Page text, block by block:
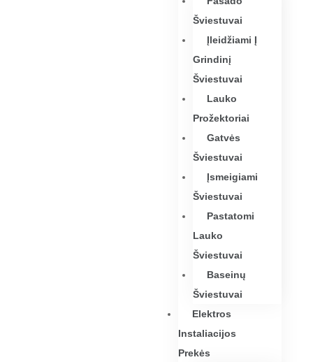
Šviestuvai
Įleidžiami Į
Grindinį
Šviestuvai
Lauko
Prožektoriai
Gatvės
Šviestuvai
Įsmeigiami
Šviestuvai
Pastatomi
Lauko
Šviestuvai
Baseinų
Šviestuvai
Elektros
Instaliacijos
Prekės